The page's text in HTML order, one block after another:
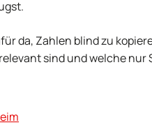
da, Zahlen blind zu
sind und welche nur